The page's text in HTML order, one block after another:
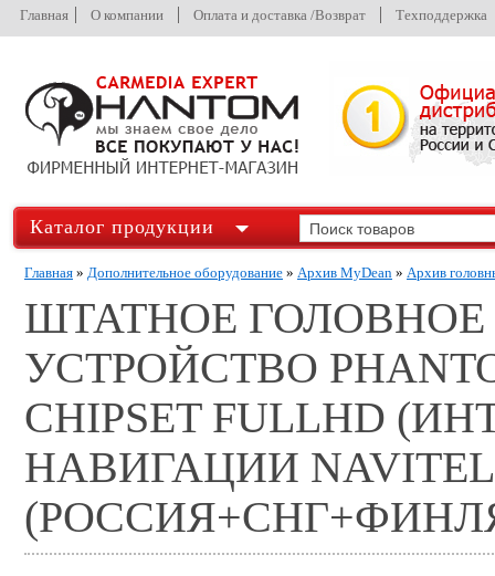
Главная О компании Оплата и доставка /Возврат Техподдержка
Каталог продукции
Главная » Дополнительное оборудование » Архив MyDean » Архив
ШТАТНОЕ
УСТРОЙСТВО
CHIPSET FULLHD
НАВИГАЦИИ